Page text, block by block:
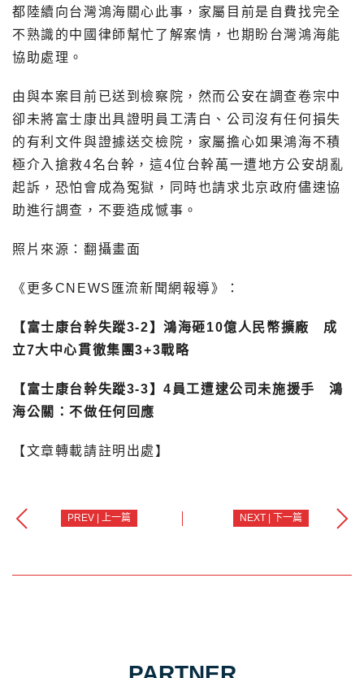
都陸續向台灣鴻海關心此事，家屬目前是自費找完全
不熟識的中國律師幫忙了解案情，也期盼台灣鴻海能
協助處理。
由與本案目前已送到檢察院，然而公安在調查卷宗中
卻未將富士康出具證明員工清白、公司沒有任何損失
的有利文件與證據送交檢院，家屬擔心如果鴻海不積
極介入搶救4名台幹，這4位台幹萬一遭地方公安胡亂
起訴，恐怕會成為冤獄，同時也請求北京政府儘速協
助進行調查，不要造成憾事。
照片來源：翻攝畫面
《更多CNEWS匯流新聞網報導》：
【富士康台幹失蹤3-2】鴻海砸10億人民幣擴廠 成
立7大中心貫徹集團3+3戰略
【富士康台幹失蹤3-3】4員工遭逮公司未施援手 鴻
海公關：不做任何回應
【文章轉載請註明出處】
PREV | 上一篇 NEXT | 下一篇